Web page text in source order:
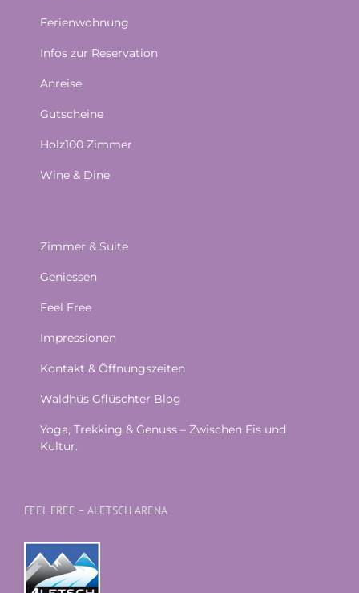
Ferienwohnung
Infos zur Reservation
Anreise
Gutscheine
Holz100 Zimmer
Wine & Dine
Zimmer & Suite
Geniessen
Feel Free
Impressionen
Kontakt & Öffnungszeiten
Waldhüs Gflüschter Blog
Yoga, Trekking & Genuss – Zwischen Eis und
Kultur.
FEEL FREE – ALETSCH ARENA